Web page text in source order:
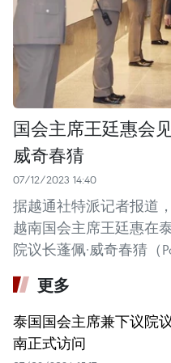
国会主席王廷惠会
威奇春猜
07/12/2023 14:40
据越通社特派记者报道
越南国会主席王廷惠在
院议长蓬佩·威奇春猜（
更多
泰国国会主席兼下议院
南正式访问